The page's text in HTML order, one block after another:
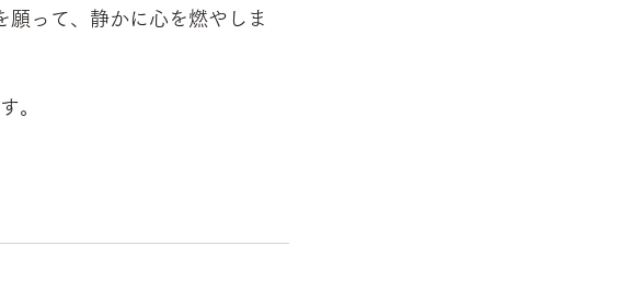
って、静かに心を燃やしま
。